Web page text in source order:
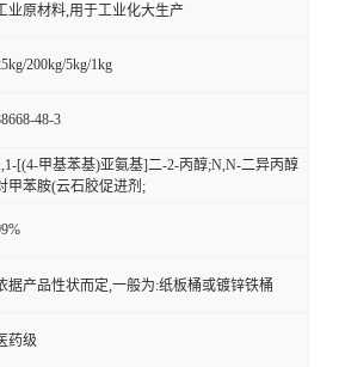
业原材料,用于工业化大生产
200kg/5kg/1kg
48-3
[(4-甲基苯基)亚氨基]二-2-丙醇;N,N-二异丙醇
甲苯胺(云石胶促进剂;
据产品性状而定,一般为:纸板桶或镀锌铁桶
药级